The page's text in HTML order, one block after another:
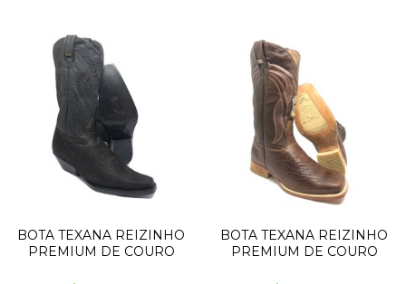
BOTA TEXANA REIZINHO
PREMIUM DE COURO
BOTA TEXANA REIZINHO
PREMIUM DE COURO